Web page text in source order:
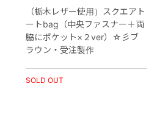
（栃木レザー使用）スクエアト
ートbag（中央ファスナー＋両
脇にポケット×２ver）☆彡ブ
ラウン・受注製作
SOLD OUT